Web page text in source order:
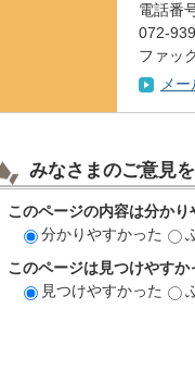
電話番
072-
ファッ
メ
みなさまのご意見
このページの内容は分かり
分かりやすかった
このページは見つけやすか
見つけやすかった